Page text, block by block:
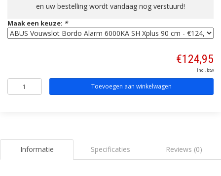
en uw bestelling wordt vandaag nog verstuurd!
Maak een keuze: *
€124,95
Incl. btw
Toevoegen aan winkelwagen
Informatie Specificaties Reviews (0)